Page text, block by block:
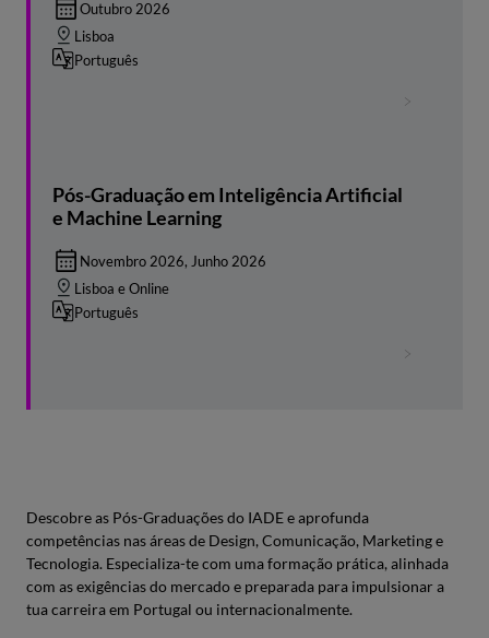
Outubro 2026
Lisboa
Português
Pós-Graduação em Inteligência Artificial
e Machine Learning
Novembro 2026, Junho 2026
Lisboa e Online
Português
Descobre as Pós-Graduações do IADE e aprofunda
competências nas áreas de Design, Comunicação, Marketing e
Tecnologia. Especializa-te com uma formação prática, alinhada
com as exigências do mercado e preparada para impulsionar a
tua carreira em Portugal ou internacionalmente.